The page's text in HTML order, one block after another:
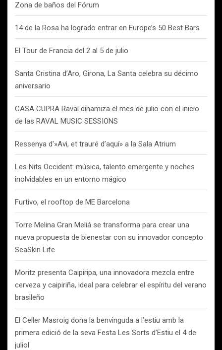
Zona de baños del Fórum
14 de la Rosa ha logrado entrar en Europe’s 50 Best Bars
El Tour de Francia del 2 al 5 de julio
Santa Cristina d’Aro, Girona, La Santa celebra su décimo
aniversario
CASA CUPRA Raval dinamiza el mes de julio con el inicio
de las RAVAL MUSIC SESSIONS
Ressenya d'»Avi, et trauré d’aquí» a la Sala Atrium
Les Nits Occident: música, talento emergente y noches
inolvidables en un entorno mágico
Furtivo, el rooftop de ME Barcelona
Torre Melina Gran Meliá se transforma para crear una
nueva propuesta de bienestar con su innovador concepto
SeaSkin Life
Moritz presenta Caipiripa, una innovadora mezcla entre
cerveza y caipiriña, ideal para celebrar el espíritu del verano
brasileño
El Celler Masroig dona la benvinguda a l’estiu amb la
primera edició de la seva Festa Les Sorts d’Estiu el 4 de
juliol